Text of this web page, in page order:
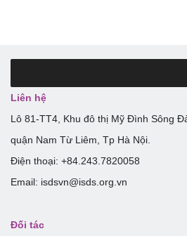
Liên hệ
Lô 81-TT4, Khu đô thị Mỹ Đình Sông
quận Nam Từ Liêm, Tp Hà Nội.
Điện thoại: +84.243.7820058
Email: isdsvn@isds.org.vn
Đối tác